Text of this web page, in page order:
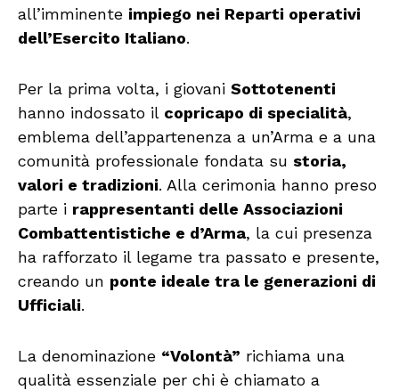
all’imminente impiego nei Reparti operativi
dell’Esercito Italiano.
Per la prima volta, i giovani Sottotenenti
hanno indossato il copricapo di specialità,
emblema dell’appartenenza a un’Arma e a una
comunità professionale fondata su storia,
valori e tradizioni. Alla cerimonia hanno preso
parte i rappresentanti delle Associazioni
Combattentistiche e d’Arma, la cui presenza
ha rafforzato il legame tra passato e presente,
creando un ponte ideale tra le generazioni di
Ufficiali.
La denominazione “Volontà” richiama una
qualità essenziale per chi è chiamato a